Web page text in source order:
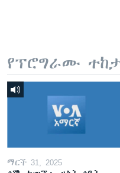
የፕሮግራሙ
ማርች 31, 2025